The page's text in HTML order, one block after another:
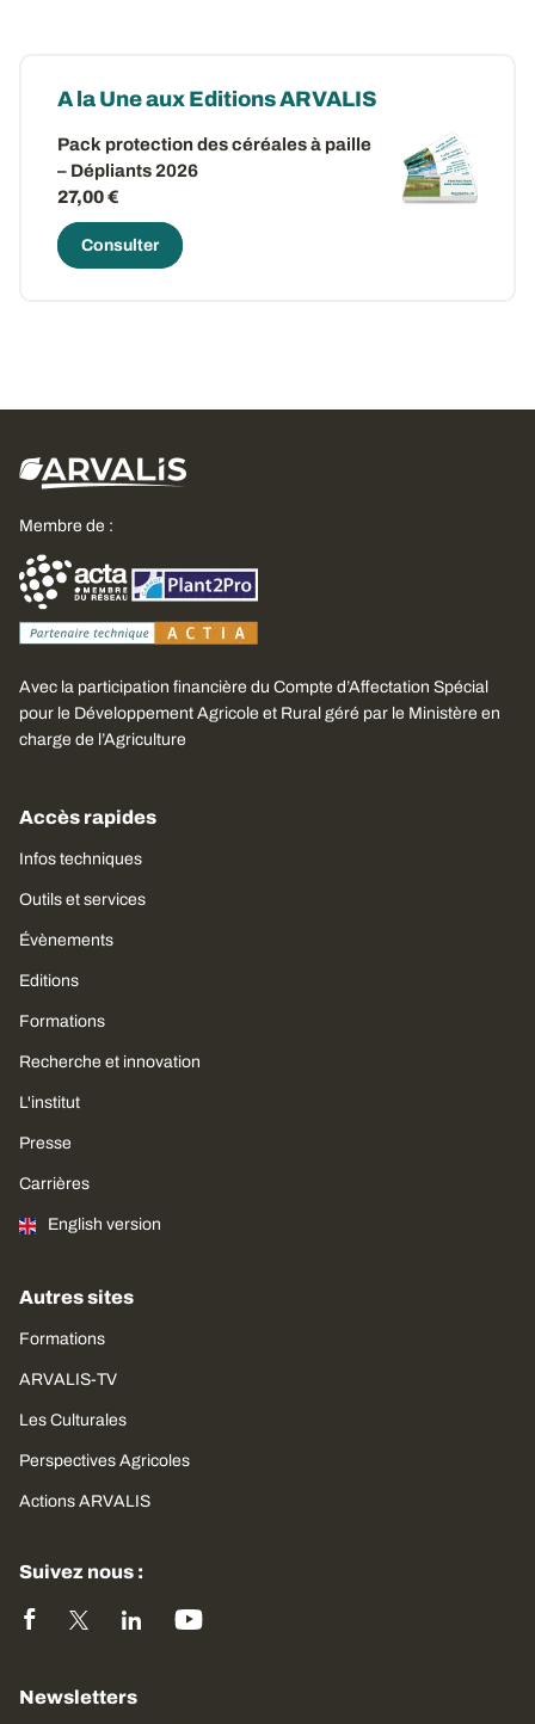
A la Une aux Editions ARVALIS
Pack protection des céréales à paille
– Dépliants 2026
27,00 €
Consulter
Membre de :
Avec la participation financière du Compte d’Affectation Spécial
pour le Développement Agricole et Rural géré par le Ministère en
charge de l’Agriculture
Accès rapides
Infos techniques
Outils et services
Évènements
Editions
Formations
Recherche et innovation
L'institut
Presse
Carrières
English version
Autres sites
Formations
ARVALIS-TV
Les Culturales
Perspectives Agricoles
Actions ARVALIS
Suivez nous :
Newsletters